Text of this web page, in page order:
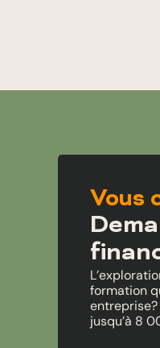
Vous
formation
jusqu’à 8